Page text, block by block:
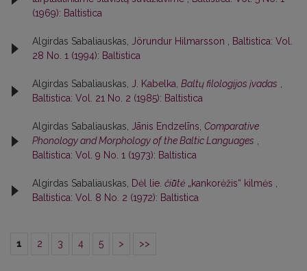
(1969): Baltistica
Algirdas Sabaliauskas, Jörundur Hilmarsson , Baltistica: Vol.
28 No. 1 (1994): Baltistica
Algirdas Sabaliauskas, J. Kabelka, Baltų filologijos įvadas ,
Baltistica: Vol. 21 No. 2 (1985): Baltistica
Algirdas Sabaliauskas, Jānis Endzelīns, Comparative
Phonology and Morphology of the Baltic Languages ,
Baltistica: Vol. 9 No. 1 (1973): Baltistica
Algirdas Sabaliauskas, Dėl lie. čiū̃tė „kankorėžis“ kilmės ,
Baltistica: Vol. 8 No. 2 (1972): Baltistica
1 2 3 4 5 > >>